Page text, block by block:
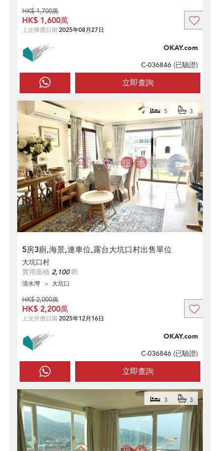
立即查詢
OKAY.com
C-036846 (已驗證)
HK$ 1,700萬
HK$ 1,600萬
上次降價日期 2025年08月27日
5房3廁,海景,連車位,露台大坑口村出售單位
5 3
大坑口村
實用面積 2,100呎
清水灣 大坑口
立即查詢
OKAY.com
C-036846 (已驗證)
HK$ 2,000萬
HK$ 2,200萬
上次升價日期 2025年12月16日
3 3